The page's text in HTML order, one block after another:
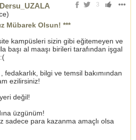
3
Dersu_UZALA
)
Mübarek Olsun! ***
kampüsleri sizin gibi eğitemeyen ve
başı al maaşı birileri tarafından işgal
fedakarlık, bilgi ve temsil bakımından
ezilirsiniz!
değil!
üzgünüm!
sadece para kazanma amaçlı olsa